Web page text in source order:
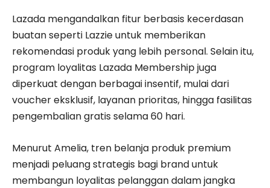
Lazada mengandalkan fitur berbasis kecerdasan
buatan seperti Lazzie untuk memberikan
rekomendasi produk yang lebih personal. Selain itu,
program loyalitas Lazada Membership juga
diperkuat dengan berbagai insentif, mulai dari
voucher eksklusif, layanan prioritas, hingga fasilitas
pengembalian gratis selama 60 hari.
Menurut Amelia, tren belanja produk premium
menjadi peluang strategis bagi brand untuk
membangun loyalitas pelanggan dalam jangka